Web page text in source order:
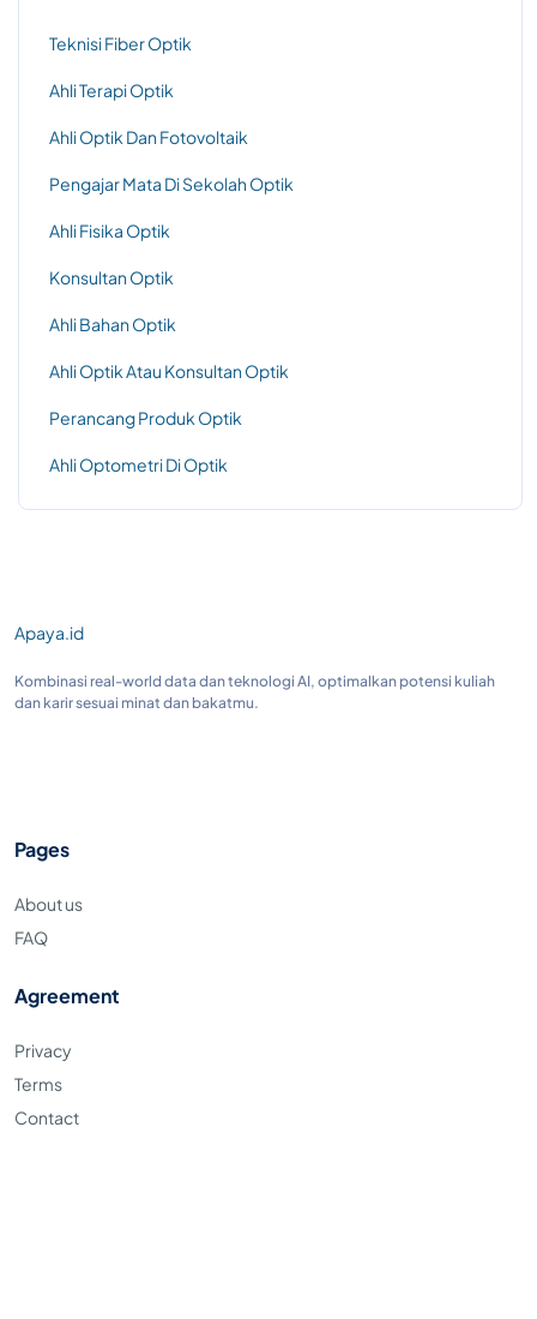
Teknisi Fiber Optik
Ahli Terapi Optik
Ahli Optik Dan Fotovoltaik
Pengajar Mata Di Sekolah Optik
Ahli Fisika Optik
Konsultan Optik
Ahli Bahan Optik
Ahli Optik Atau Konsultan Optik
Perancang Produk Optik
Ahli Optometri Di Optik
Apaya.id
Kombinasi real-world data dan teknologi AI, optimalkan potensi kuliah
dan karir sesuai minat dan bakatmu.
Pages
About us
FAQ
Agreement
Privacy
Terms
Contact